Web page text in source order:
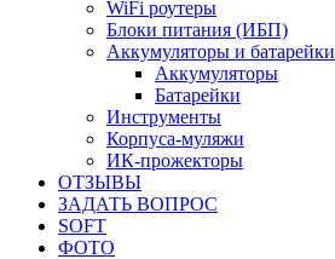
WiFi роутеры
Блоки питания (ИБП)
Аккумуляторы и батарейки
Аккумуляторы
Батарейки
Инструменты
Корпуса-муляжи
ИК-прожекторы
ОТЗЫВЫ
ЗАДАТЬ ВОПРОС
SOFT
ФОТО